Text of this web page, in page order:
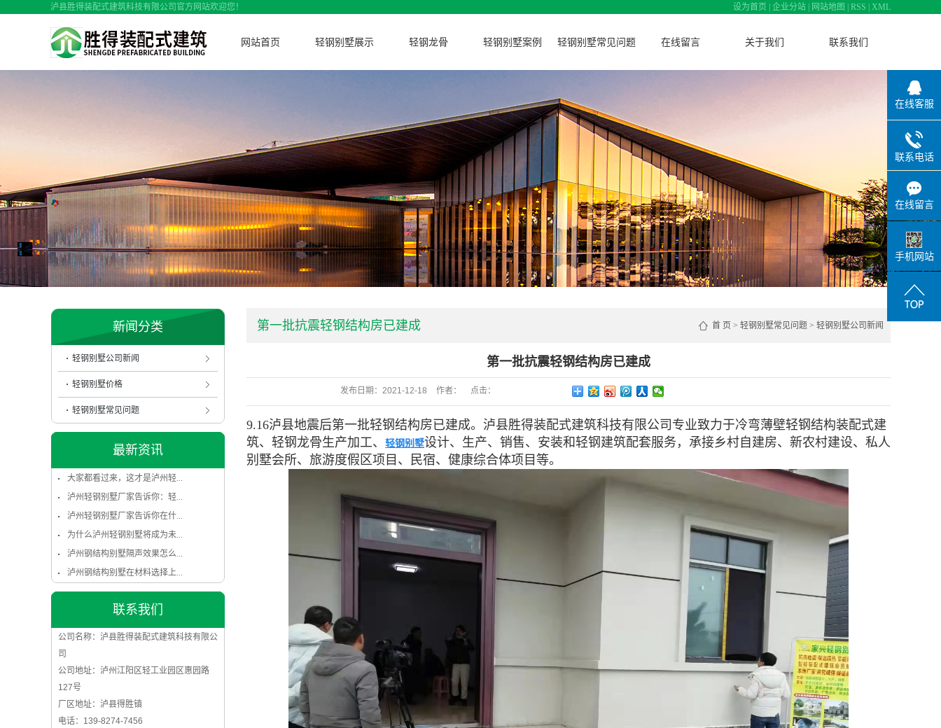
泸县胜得装配式建筑科技有限公司官方网站欢迎您！ 设为首页 企业分站 网站地图 RSS XML
网站首页 轻钢别墅展示 轻钢龙骨 轻钢别墅案例
轻钢别墅二层效果
轻钢别墅三层效果
轻钢别墅亭子效果
轻钢别墅常见问题
轻钢别墅价格
轻钢别墅常见问题
在线留言 关于我们
资质证书
轻钢建筑发展
建造时间对比
厂区展示
营业执照
联系我们
新闻分类
轻钢别墅公司新闻
轻钢别墅价格
轻钢别墅常见问题
最新资讯
大家都看过来，这才是泸州轻...
泸州轻钢别墅厂家告诉你：轻...
泸州轻钢别墅厂家告诉你在什...
为什么泸州轻钢别墅将成为未...
泸州钢结构别墅隔声效果怎么...
泸州钢结构别墅在材料选择上...
联系我们
公司名称：泸县胜得装配式建筑科技有限公
司
公司地址：泸州江阳区轻工业园区惠园路
127号
厂区地址：泸县得胜镇
电话：139-8274-7456
第一批抗震轻钢结构房已建成 首 页 > 轻钢别墅常见问题 > 轻钢别墅公司新闻
第一批抗震轻钢结构房已建成
发布日期： 2021-12-18 作者： 点击：
9.16泸县地震后第一批轻钢结构房已建成。 泸县胜得装配式建筑科技有限公司 专业致力于冷弯薄壁轻钢结构装配式建
筑、 轻钢龙骨生产加工、 轻钢别墅设计、生产、销售、安装和轻钢建筑配套服务，承接乡村自建房、新农村建设、私人
别墅会所、旅游度假区项目、民宿、健康综合体项目等。
在线客服
联系电话
在线留言
手机网站